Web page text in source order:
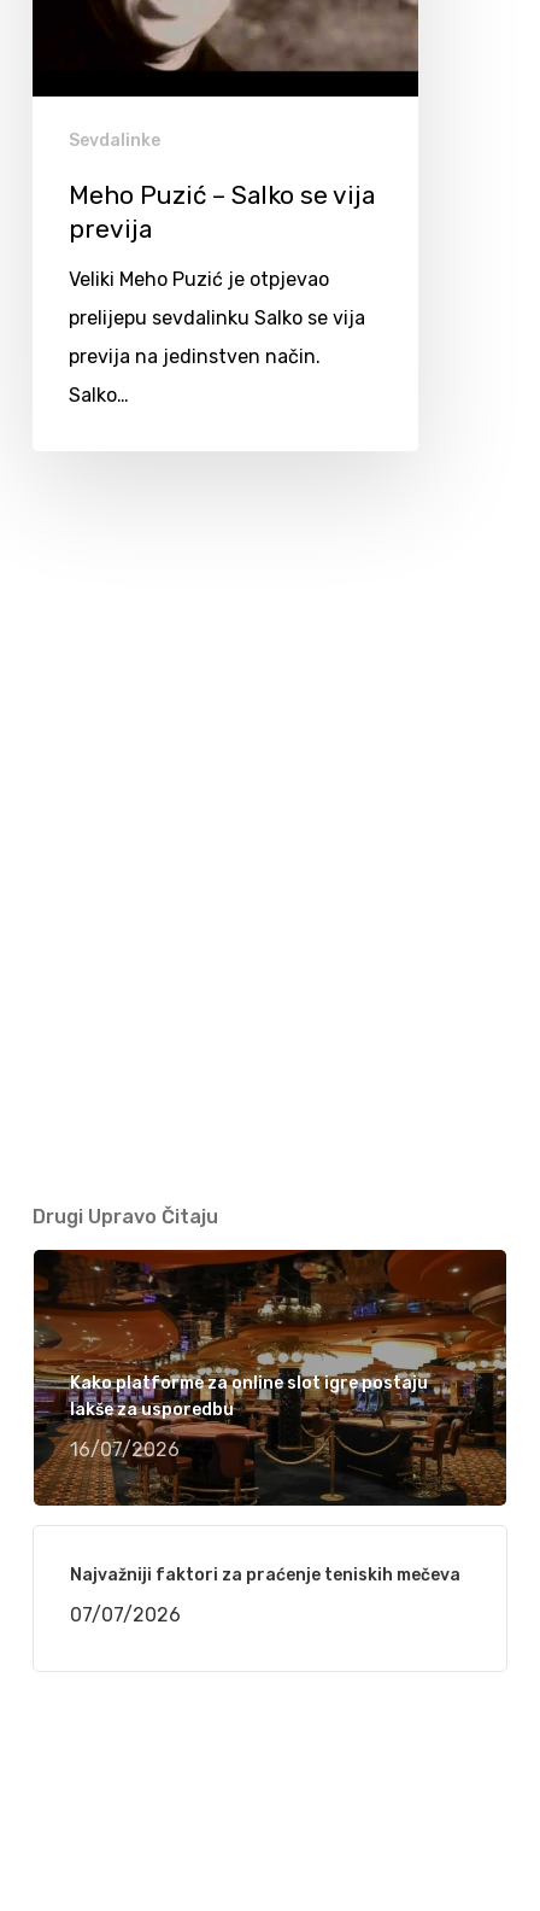
Sevdalinke
Meho Puzić – Salko se vija
previja
Veliki Meho Puzić je otpjevao
prelijepu sevdalinku Salko se vija
previja na jedinstven način.
Salko…
Drugi Upravo Čitaju
Kako platforme za online slot igre postaju
lakše za usporedbu
16/07/2026
Najvažniji faktori za praćenje teniskih mečeva
07/07/2026